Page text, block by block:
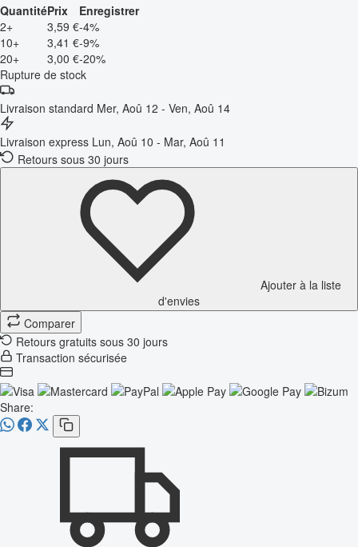
QuantitéPrix
Enregistrer
2+
3,59 €-4%
10+
3,41 €-9%
20+
3,00 €-20%
Rupture de stock
Livraison standard Mer, Aoû 12 - Ven, Aoû 14
Livraison express Lun, Aoû 10 - Mar, Aoû 11
Retours sous 30 jours
Ajouter à la liste
d'envies
Comparer
Retours gratuits sous 30 jours
Transaction sécurisée
Share: